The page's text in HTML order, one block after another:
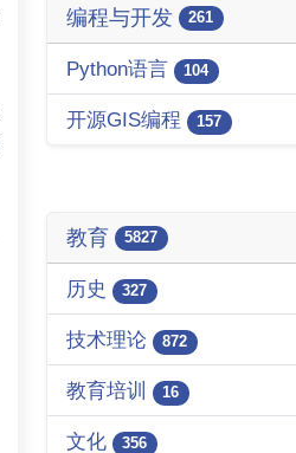
编程与开发 261
Python语言 104
开源GIS编程 157
教育 5827
历史 327
技术理论 872
教育培训 16
文化 356